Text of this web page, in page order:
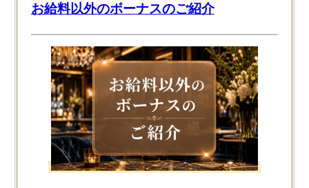
お給料以外のボーナスのご紹介